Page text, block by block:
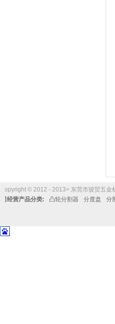
Copyright © 2012 - 2013> 东莞市骏贸五金
经营产品分类:
凸轮分割器 分度盘 分